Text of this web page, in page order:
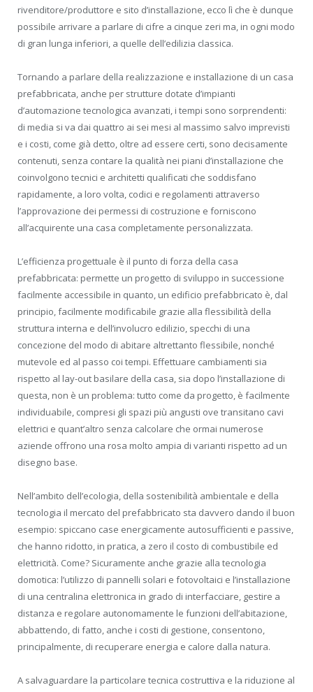
rivenditore/produttore e sito d’installazione, ecco lì che è dunque
possibile arrivare a parlare di cifre a cinque zeri ma, in ogni modo
di gran lunga inferiori, a quelle dell’edilizia classica.
Tornando a parlare della realizzazione e installazione di un casa
prefabbricata, anche per strutture dotate d’impianti
d’automazione tecnologica avanzati, i tempi sono sorprendenti:
di media si va dai quattro ai sei mesi al massimo salvo imprevisti
e i costi, come già detto, oltre ad essere certi, sono decisamente
contenuti, senza contare la qualità nei piani d’installazione che
coinvolgono tecnici e architetti qualificati che soddisfano
rapidamente, a loro volta, codici e regolamenti attraverso
l’approvazione dei permessi di costruzione e forniscono
all’acquirente una casa completamente personalizzata.
L’efficienza progettuale è il punto di forza della casa
prefabbricata: permette un progetto di sviluppo in successione
facilmente accessibile in quanto, un edificio prefabbricato è, dal
principio, facilmente modificabile grazie alla flessibilità della
struttura interna e dell’involucro edilizio, specchi di una
concezione del modo di abitare altrettanto flessibile, nonché
mutevole ed al passo coi tempi. Effettuare cambiamenti sia
rispetto al lay-out basilare della casa, sia dopo l’installazione di
questa, non è un problema: tutto come da progetto, è facilmente
individuabile, compresi gli spazi più angusti ove transitano cavi
elettrici e quant’altro senza calcolare che ormai numerose
aziende offrono una rosa molto ampia di varianti rispetto ad un
disegno base.
Nell’ambito dell’ecologia, della sostenibilità ambientale e della
tecnologia il mercato del prefabbricato sta davvero dando il buon
esempio: spiccano case energicamente autosufficienti e passive,
che hanno ridotto, in pratica, a zero il costo di combustibile ed
elettricità. Come? Sicuramente anche grazie alla tecnologia
domotica: l’utilizzo di pannelli solari e fotovoltaici e l’installazione
di una centralina elettronica in grado di interfacciare, gestire a
distanza e regolare autonomamente le funzioni dell’abitazione,
abbattendo, di fatto, anche i costi di gestione, consentono,
principalmente, di recuperare energia e calore dalla natura.
A salvaguardare la particolare tecnica costruttiva e la riduzione al